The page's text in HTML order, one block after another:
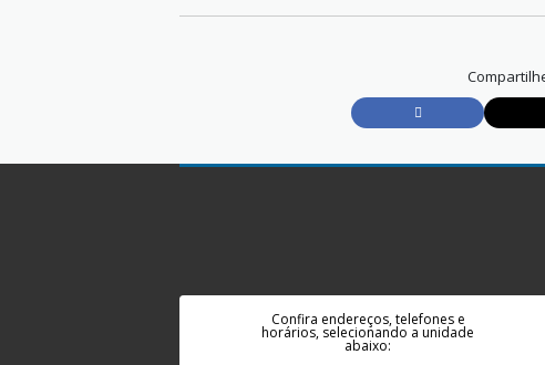
Confira endereços, telefones e
horários, selecionando a unidade
abaixo: